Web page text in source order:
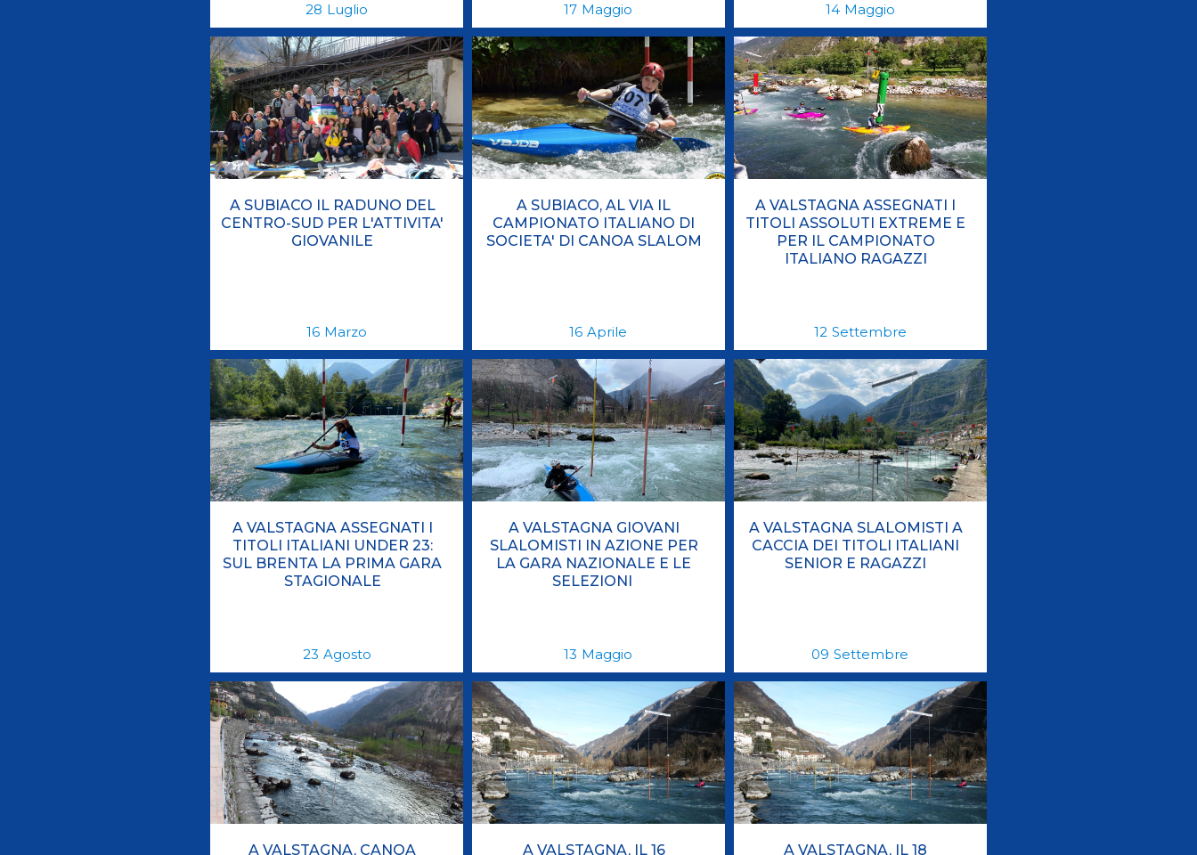
28 Luglio 17 Maggio 14 Maggio
A SUBIACO IL RADUNO DEL
CENTRO-SUD PER L'ATTIVITA'
GIOVANILE
16 Marzo
A SUBIACO, AL VIA IL
CAMPIONATO ITALIANO DI
SOCIETA' DI CANOA SLALOM
16 Aprile
A VALSTAGNA ASSEGNATI I
TITOLI ASSOLUTI EXTREME E
PER IL CAMPIONATO
ITALIANO RAGAZZI
12 Settembre
A VALSTAGNA ASSEGNATI I
TITOLI ITALIANI UNDER 23:
SUL BRENTA LA PRIMA GARA
STAGIONALE
23 Agosto
A VALSTAGNA GIOVANI
SLALOMISTI IN AZIONE PER
LA GARA NAZIONALE E LE
SELEZIONI
13 Maggio
A VALSTAGNA SLALOMISTI A
CACCIA DEI TITOLI ITALIANI
SENIOR E RAGAZZI
09 Settembre
A VALSTAGNA, CANOA A VALSTAGNA, IL 16 A VALSTAGNA, IL 18